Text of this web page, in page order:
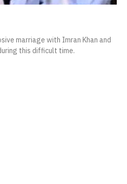
marriage with Imran Khan and
this difficult time.